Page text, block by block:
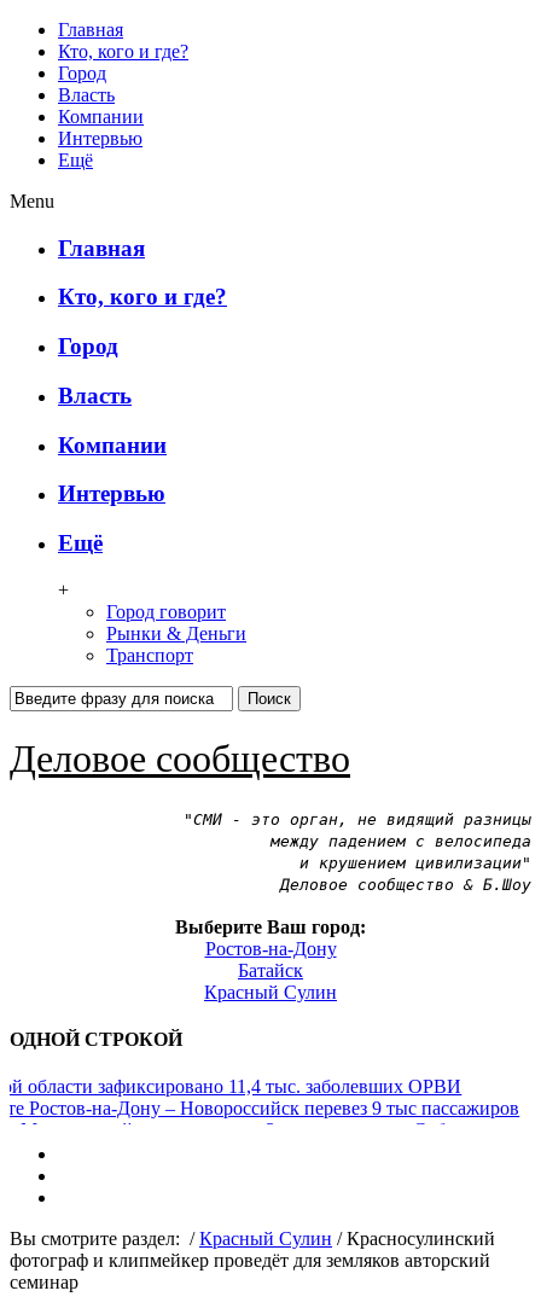
Главная
Кто, кого и где?
Город
Власть
Компании
Интервью
Ещё
Menu
Главная
Кто, кого и где?
Город
Власть
Компании
Интервью
Ещё
+
Город говорит
Рынки & Деньги
Транспорт
Деловое сообщество
"СМИ - это орган, не видящий разницы
между падением с велосипеда
и крушением цивилизации"
Деловое сообщество & Б.Шоу
Выберите Ваш город:
Ростов-на-Дону
Батайск
Красный Сулин
ОДНОЙСТРОКОЙ
11,4 тыс. заболевших ОРВИ
Дону – Новороссийск перевез 9 тыс пассажиров
парламент при Законодательном Собрании
для наружной рекламы в аэропорт «Платов»
помощи детям
более 120 купелей
в Ростове журналиста «Кавказского узла»
подлог на сумму 4,5 млн руб
реконструкцию автозаправки на 500 тыс руб
Вы смотрите раздел: /Красный Сулин /Красносулинский
фотограф и клипмейкер проведёт для земляков авторский
семинар